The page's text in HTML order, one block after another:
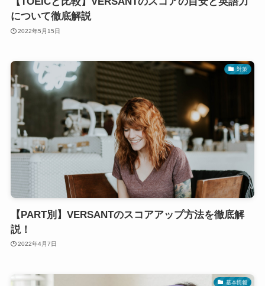
について徹底解説
2022年5月15日
対策
【PART別】VERSANTのスコアアップ方法を徹底解
説！
2022年4月7日
基本情報